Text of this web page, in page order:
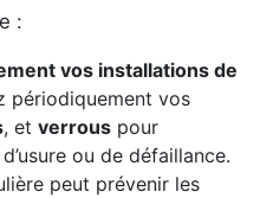
:
vos installations de
périodiquement vos
, et verrous pour
ou de défaillance.
peut prévenir les